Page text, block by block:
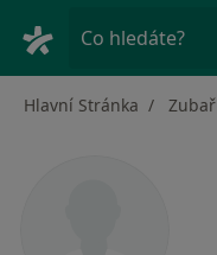
Co hledáte?
Hlavní Stránka Zubař